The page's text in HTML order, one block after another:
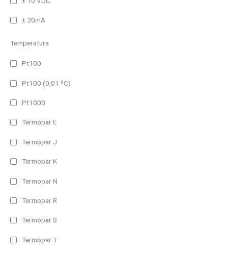
125m
30m
50m
90m
120m
WiFi
Profibus DP
Paralelo
Serie
Entrada
± 20mA
Temperatura
Pt100
Pt100 (0,01 ºC)
Pt1000
Termopar E
Termopar J
Termopar K
Termopar N
Termopar R
Termopar S
Termopar T